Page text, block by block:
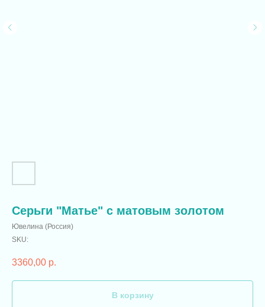
Серьги "Матье" с матовым золотом
Ювелина (Россия)
SKU:
3360,00 р.
В корзину